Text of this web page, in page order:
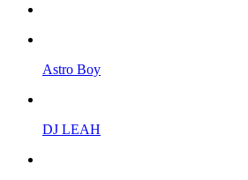
Astro Boy
DJ LEAH